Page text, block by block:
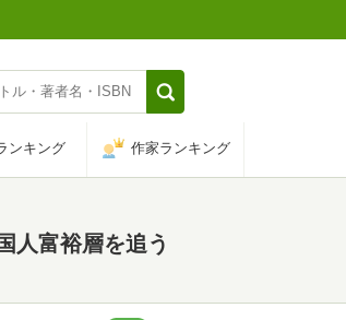
ンキング 作家ランキング
人富裕層を追う